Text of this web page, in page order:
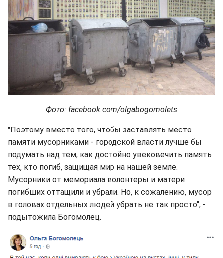
Фото: facebook.com/olgabogomolets
"Поэтому вместо того, чтобы заставлять место
памяти мусорниками - городской власти лучше бы
подумать над тем, как достойно увековечить память
тех, кто погиб, защищая мир на нашей земле.
Мусорники от мемориала волонтеры и матери
погибших оттащили и убрали. Но, к сожалению, мусор
в головах отдельных людей убрать не так просто", -
подытожила Богомолец.